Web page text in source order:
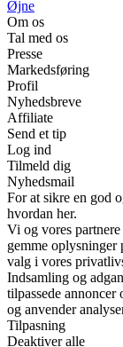
Øjne
Om os
Tal med os
Presse
Markedsføring
Profil
Nyhedsbreve
Affiliate
Send et tip
Log ind
Tilmeld dig
Nyhedsmail
For at sikre en god
hvordan her.
Vi og vores
gemme
valg i vores
Indsamling og
tilpassede
og anvender
Tilpasning
Deaktiver alle